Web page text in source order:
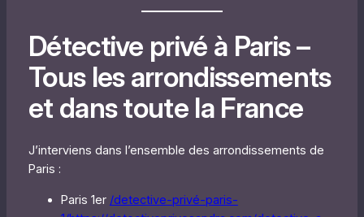
Détective privé à Paris –
Tous les arrondissements
et dans toute la France
J’interviens dans l’ensemble des arrondissements de
Paris :
Paris 1er /detective-privé-paris-